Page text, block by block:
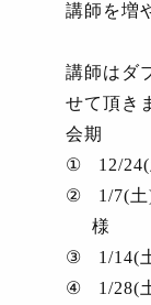
講師を増
講師はダ
せて頂き
会期
①
12/24(
②
1/7(土
様
③
1/14(
④
1/28(